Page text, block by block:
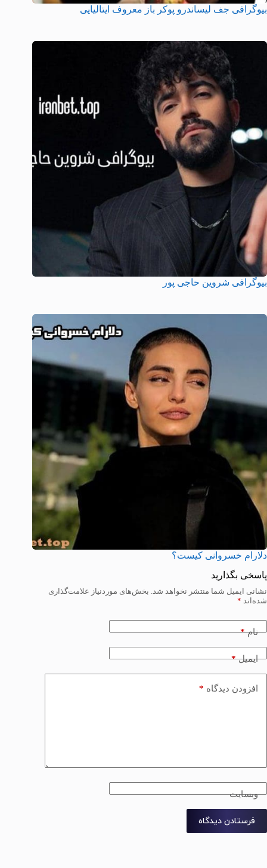
بیوگرافی جف لیساندرو پوکر باز معروف ایتالیایی
بیوگرافی شروین حاجی پور
دلارام خسروانی کیست؟
پاسخی بگذارید
نشانی ایمیل شما منتشر نخواهد شد. بخش‌های موردنیاز علامت‌گذاری
شده‌اند *
نام*
ایمیل*
افزودن دیدگاه *
وبسایت
فرستادن دیدگاه